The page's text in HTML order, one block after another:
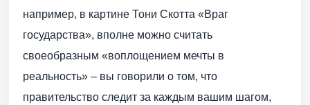
например, в картине Тони Скотта «Враг
государства», вполне можно считать
своеобразным «воплощением мечты в
реальность» – вы говорили о том, что
правительство следит за каждым вашим шагом,